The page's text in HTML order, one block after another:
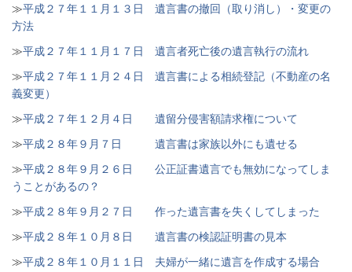
≫平成２７年１１月１３日 遺言書の撤回（取り消し）・変更の
方法
≫平成２７年１１月１７日 遺言者死亡後の遺言執行の流れ
≫平成２７年１１月２４日 遺言書による相続登記（不動産の名
義変更）
≫平成２７年１２月４日 遺留分侵害額請求権について
≫平成２８年９月７日 遺言書は家族以外にも遺せる
≫平成２８年９月２６日 公正証書遺言でも無効になってしま
うことがあるの？
≫平成２８年９月２７日 作った遺言書を失くしてしまった
≫平成２８年１０月８日 遺言書の検認証明書の見本
≫平成２８年１０月１１日 夫婦が一緒に遺言を作成する場合